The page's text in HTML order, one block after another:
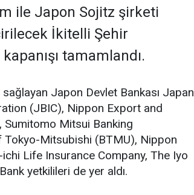
ile Japon Sojitz şirketi
İkitelli Şehir
tamamlandı.
Japon Devlet Bankası Japan
(JBIC), Nippon Export and
Sumitomo Mitsui Banking
Tokyo-Mitsubishi (BTMU), Nippon
Life Insurance Company, The Iyo
yetkilileri de yer aldı.